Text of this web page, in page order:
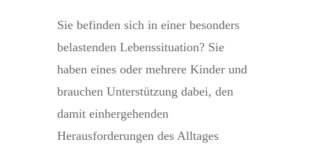
Sie befinden sich in einer besonders
belastenden Lebenssituation? Sie
haben eines oder mehrere Kinder und
brauchen Unterstützung dabei, den
damit einhergehenden
Herausforderungen des Alltages